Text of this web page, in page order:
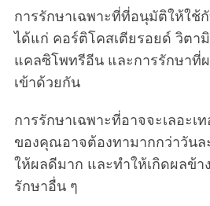
การรักษาเฉพาะที่ที่อนุมัติให้ใช้
ได้แก่ คอร์ติโคสเตียรอยด์ วิตา
แคลซิโพทรีอีน และการรักษาที่
เข้าด้วยกัน
การรักษาเฉพาะที่อาจจะเลอะเ
ของคุณอาจต้องทามากกว่าวันล
ให้ผลดีมาก และทำให้เกิดผลข้า
รักษาอื่น ๆ